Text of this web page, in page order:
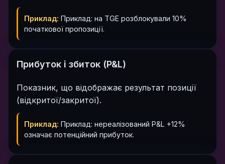
Приклад: Приклад: на TGE розблокували 10%
початкової пропозиції.
Прибуток і збиток (P&L)
Показник, що відображає результат позиції
(відкритої/закритої).
Приклад: Приклад: нереалізований P&L +12%
означає потенційний прибуток.